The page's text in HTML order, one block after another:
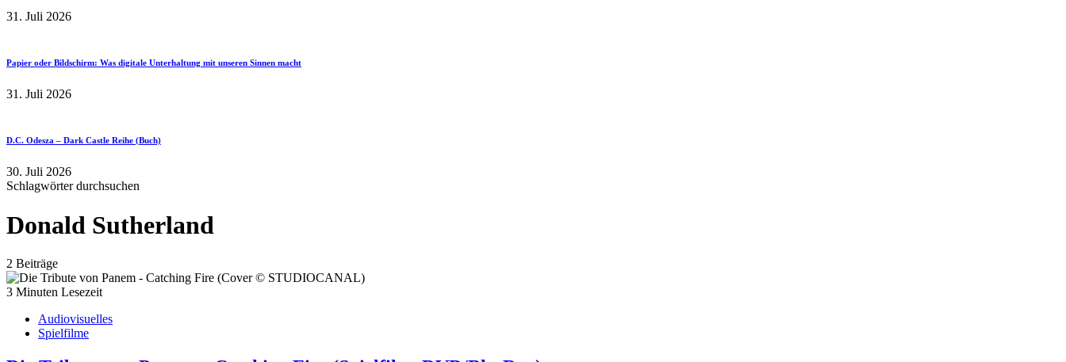
31. Juli 2026
Papier oder Bildschirm: Was digitale Unterhaltung mit unseren Sinnen macht
31. Juli 2026
D.C. Odesza – Dark Castle Reihe (Buch)
30. Juli 2026
Schlagwörter durchsuchen
Donald Sutherland
2 Beiträge
3 Minuten Lesezeit
Audiovisuelles
Spielfilme